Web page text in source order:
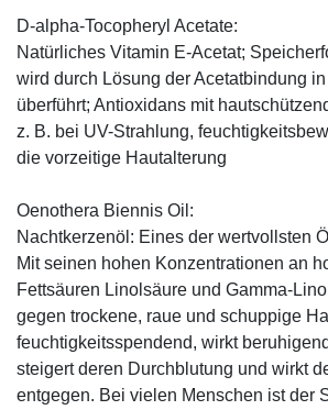
D-alpha-Tocopheryl Acetate:
Natürliches Vitamin E-Acetat;
wird durch Lösung der Acetatbindung
überführt; Antioxidans mit
z. B. bei UV-Strahlung,
die vorzeitige Hautalterung
Oenothera Biennis Oil:
Nachtkerzenöl: Eines der wertvollsten
Mit seinen hohen Konzentrationen an
Fettsäuren Linolsäure und Gamma-
gegen trockene, raue und schuppige
feuchtigkeitsspendend, wirkt
steigert deren Durchblutung und wirkt
entgegen. Bei vielen Menschen ist der